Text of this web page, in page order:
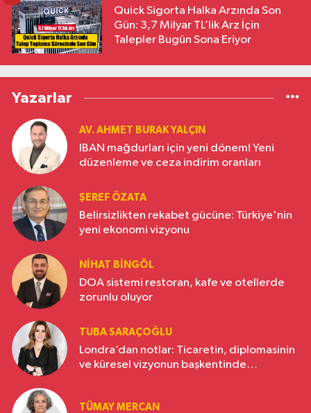
Quick Sigorta Halka Arzında Son
Gün: 3,7 Milyar TL’lik Arz İçin
Talepler Bugün Sona Eriyor
Yazarlar
AV. AHMET BURAK YALÇIN
IBAN mağdurları için yeni dönem! Yeni
düzenleme ve ceza indirim oranları
ŞEREF ÖZATA
Belirsizlikten rekabet gücüne: Türkiye'nin
yeni ekonomi vizyonu
NIHAT BINGÖL
DOA sistemi restoran, kafe ve otellerde
zorunlu oluyor
TUBA SARAÇOĞLU
Londra’dan notlar: Ticaretin, diplomasinin
ve küresel vizyonun başkentinde
TÜMAY MERCAN